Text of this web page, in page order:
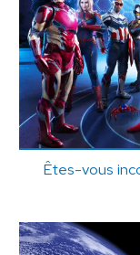
Êtes-vous